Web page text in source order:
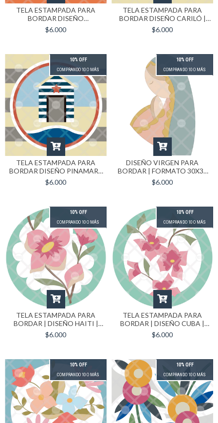
TELA ESTAMPADA PARA
BORDAR DISEÑO
CACHORRO | FORMATO
30X30
$6.000
TELA ESTAMPADA PARA
BORDAR DISEÑO CARILÓ |
FORMATO 30X30
$6.000
10% OFF
COMPRANDO 10 O MÁS
TELA ESTAMPADA PARA
BORDAR DISEÑO PINAMAR |
FORMATO 30X30
$6.000
10% OFF
COMPRANDO 10 O MÁS
DISEÑO VIRGEN PARA
BORDAR | FORMATO 30X30
CM
$6.000
10% OFF
COMPRANDO 10 O MÁS
TELA ESTAMPADA PARA
BORDAR | DISEÑO HAITI |
FORMATO 30X30 CM
$6.000
10% OFF
COMPRANDO 10 O MÁS
TELA ESTAMPADA PARA
BORDAR | DISEÑO CUBA |
FORMATO 30X30 CM
$6.000
10% OFF
COMPRANDO 10 O MÁS
10% OFF
COMPRANDO 10 O MÁS